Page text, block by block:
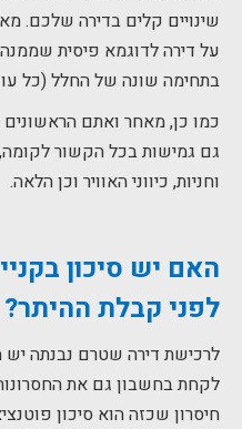
שינויים קלים בדירה שלכם.
על דירה לדוגמא פיסית
בתחימה שונה של החלל (כל
כמו כן, מאחר ואתם הראשונים
גם גמישות בכל הקשור
וחניות, כיווני האוויר וכן הלאה.
האם יש סיכון
לפני קבלת ההיתר?
לרכישת דירה שטרם נבנתה יש
לקחת בחשבון גם את
חיסרון שכזה הוא סיכון